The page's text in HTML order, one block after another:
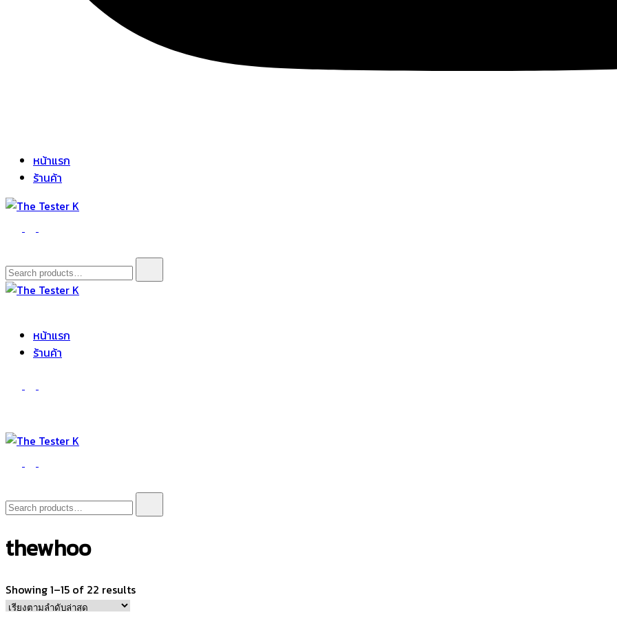
หน้าแรก
ร้านค้า
The Tester K
Korean cosmetics
Search
for:
หน้าแรก
ร้านค้า
The Tester K
Korean cosmetics
Search
for:
thewhoo
Showing 1–15 of 22 resultsSorted